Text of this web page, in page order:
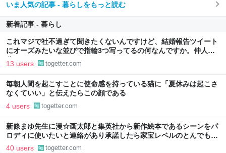
いま人気の記事 - 暮らしをもっと読む
新着記事 - 暮らし
これマジで社不過ぎて聞きたくないんですけど、結婚報告ツイート
にオーズみたいな並びで指輪3つ写ってるの何なんですか。仲人の
分？
13 users togetter.com
毎朝人間を起こすことに使命感を持っている猫に「夏休みは起こさ
なくていい」と伝えたらこの顔である
4 users togetter.com
新條まゆ先生に漫☆画太郎と集英社から新作絵本であるシーンをパ
ロディに使いたいと連絡があり承諾したら家宝レベルのとんでもな
いものが届いた
40 users togetter.com